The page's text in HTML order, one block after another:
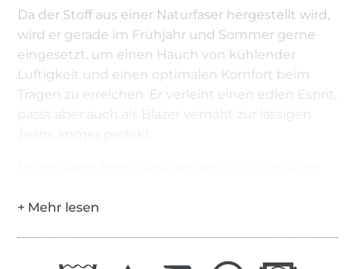
Da der Stoff aus einer Naturfaser hergestellt wird,
wird er gerade im Frühjahr und Sommer gerne
eingesetzt, um einen Hauch von kühlender
Luftigkeit und einen optimalen Komfort beim
Tragen zu erreichen. Er verleiht einen edlen Esprit,
passt aber auch als Blazer vernäht zur lässigen